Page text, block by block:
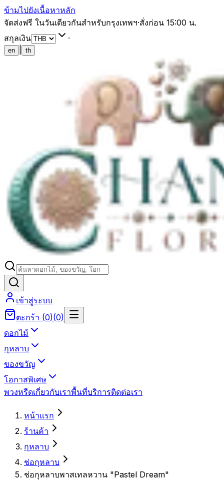
ข้ามไปยังเนื้อหาหลัก
จัดส่งฟรี ในวันเดียวกันสำหรับกรุงเทพฯ·สั่งก่อน 15:00 น.
สกุลเงิน
·
en th
เข้าสู่ระบบ
ตะกร้า (0)(0)
ดอกไม้
กุหลาบ
ของขวัญ
โอกาสพิเศษ
พวงหรีดเกี่ยวกับเราพื้นที่บริการติดต่อเรา
หน้าแรก
ร้านค้า
กุหลาบ
ช่อกุหลาบ
ช่อกุหลาบพาสเทลหวาน "Pastel Dream"